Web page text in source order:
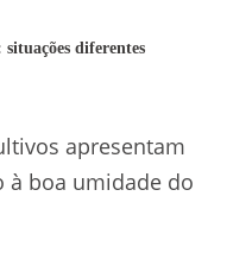
diferentes
apresentam
à boa umidade do